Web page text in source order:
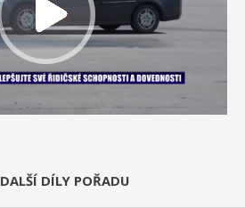
DALŠÍ DÍLY POŘADU